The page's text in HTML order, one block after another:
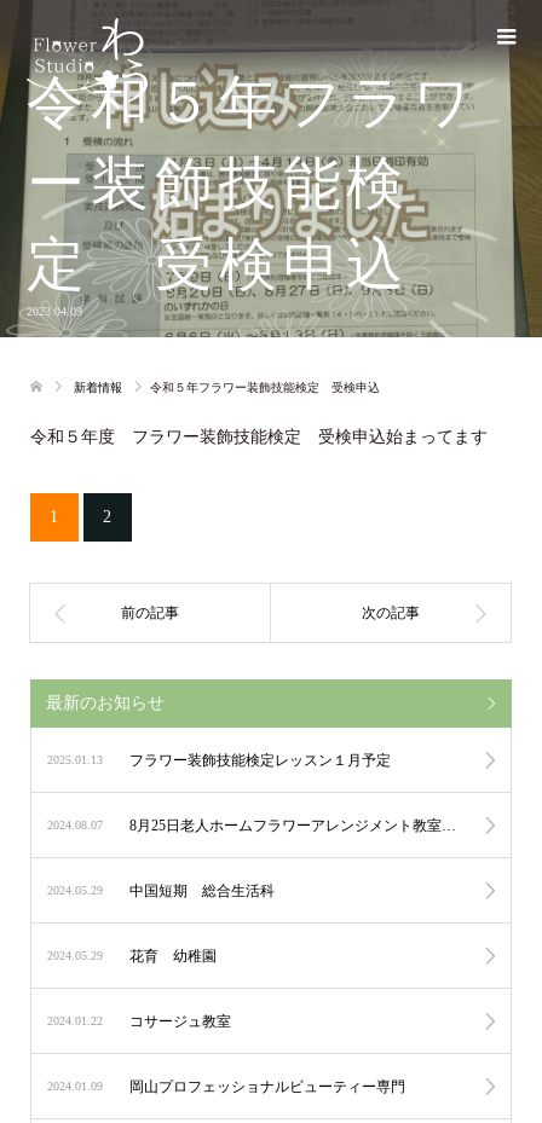
令和５年フラワ
ー装飾技能検
定 受検申込
2023.04.09
新着情報 令和５年フラワー装飾技能検定 受検申込
令和５年度 フラワー装飾技能検定 受検申込始まってます
1 2
最新のお知らせ
2025.01.13 フラワー装飾技能検定レッスン１月予定
2024.08.07 8月25日老人ホームフラワーアレンジメント教室再開です！
2024.05.29 中国短期 総合生活科
2024.05.29 花育 幼稚園
2024.01.22 コサージュ教室
2024.01.09 岡山プロフェッショナルビューティー専門